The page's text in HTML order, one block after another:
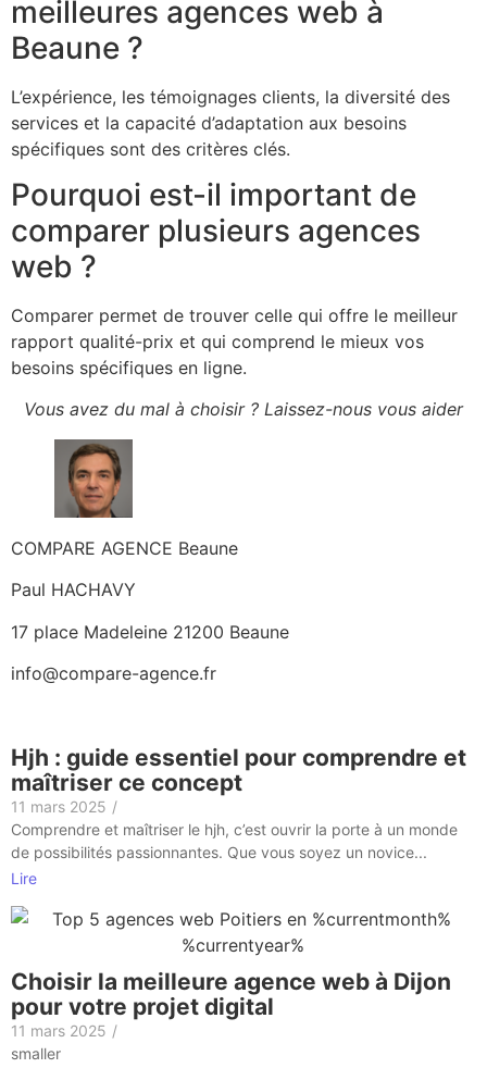
meilleures agences web à
Beaune ?
L’expérience, les témoignages clients, la diversité des
services et la capacité d’adaptation aux besoins
spécifiques sont des critères clés.
Pourquoi est-il important de
comparer plusieurs agences
web ?
Comparer permet de trouver celle qui offre le meilleur
rapport qualité-prix et qui comprend le mieux vos
besoins spécifiques en ligne.
Vous avez du mal à choisir ? Laissez-nous vous aider
COMPARE AGENCE Beaune
Paul HACHAVY
17 place Madeleine 21200 Beaune
info@compare-agence.fr
Hjh : guide essentiel pour comprendre et
maîtriser ce concept
11 mars 2025 /
Comprendre et maîtriser le hjh, c’est ouvrir la porte à un monde
de possibilités passionnantes. Que vous soyez un novice...
Lire
Choisir la meilleure agence web à Dijon
pour votre projet digital
11 mars 2025 /
smaller